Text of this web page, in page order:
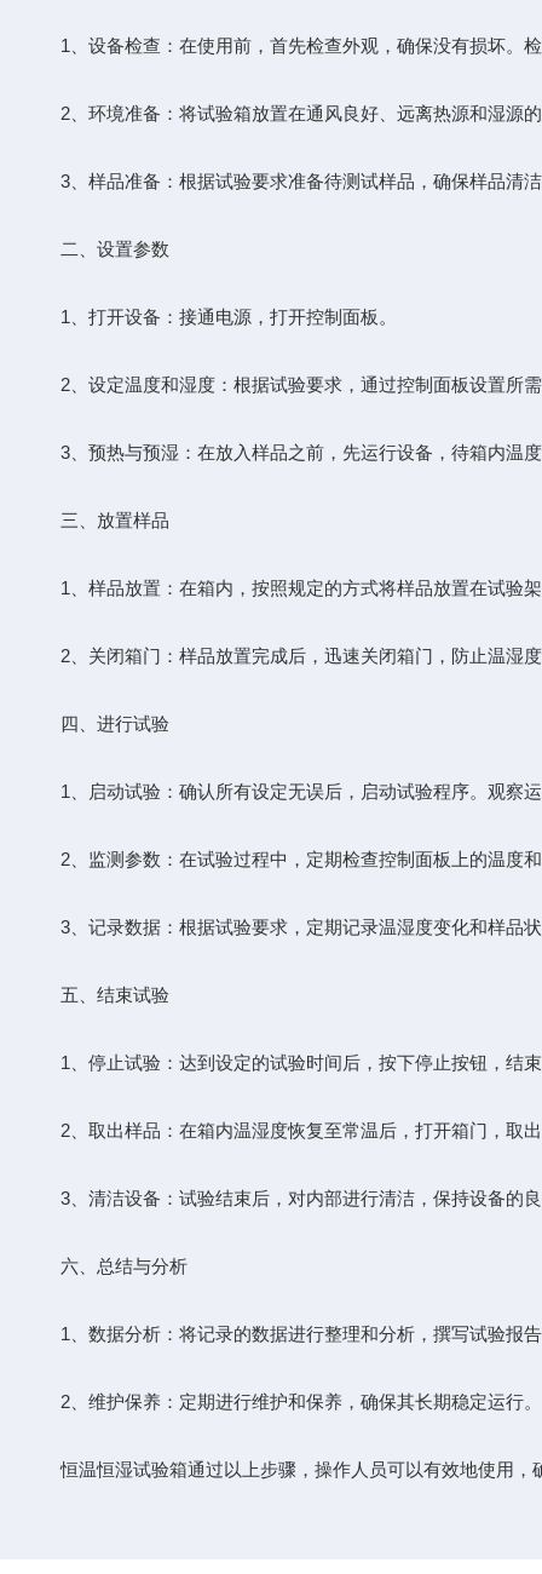
1、设备检查：在使用前，首先检查外观，确保没有损坏。
2、环境准备：将试验箱放置在通风良好、远离热源和湿源
3、样品准备：根据试验要求准备待测试样品，确保样品清
二、设置参数
1、打开设备：接通电源，打开控制面板。
2、设定温度和湿度：根据试验要求，通过控制面板设置所
3、预热与预湿：在放入样品之前，先运行设备，待箱内温度
三、放置样品
1、样品放置：在箱内，按照规定的方式将样品放置在试验
2、关闭箱门：样品放置完成后，迅速关闭箱门，防止温湿
四、进行试验
1、启动试验：确认所有设定无误后，启动试验程序。观察
2、监测参数：在试验过程中，定期检查控制面板上的温度
3、记录数据：根据试验要求，定期记录温湿度变化和样品
五、结束试验
1、停止试验：达到设定的试验时间后，按下停止按钮，结
2、取出样品：在箱内温湿度恢复至常温后，打开箱门，取
3、清洁设备：试验结束后，对内部进行清洁，保持设备的
六、总结与分析
1、数据分析：将记录的数据进行整理和分析，撰写试验报
2、维护保养：定期进行维护和保养，确保其长期稳定运行。
恒温恒湿试验箱通过以上步骤，操作人员可以有效地使用，